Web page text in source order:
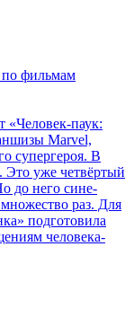
по фильмам
паук:
Marvel,
супергероя. В
уже четвёртый
до него сине-
раз. Для
подготовила
человека-